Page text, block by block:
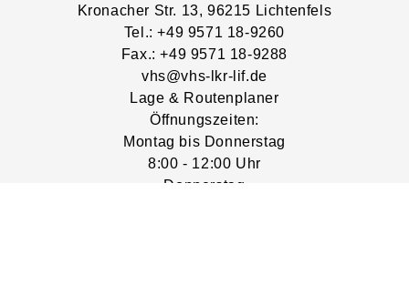
Kronacher Str. 13, 96215 Lichtenfels
Tel.: +49 9571 18-9260
Fax.: +49 9571 18-9288
vhs@vhs-lkr-lif.de
Lage & Routenplaner
Öffnungszeiten:
Montag bis Donnerstag
8:00 - 12:00 Uhr
Donnerstag